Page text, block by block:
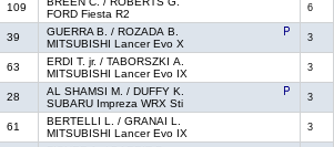
109
FORD Fiesta R2
6
39
GUERRA B. / ROZADA B.
MITSUBISHI Lancer Evo X
3
63
ERDI T. jr. / TABORSZKI A.
MITSUBISHI Lancer Evo IX
3
28
AL SHAMSI M. / DUFFY K.
SUBARU Impreza WRX Sti
3
61
BERTELLI L. / GRANAI L.
MITSUBISHI Lancer Evo IX
3